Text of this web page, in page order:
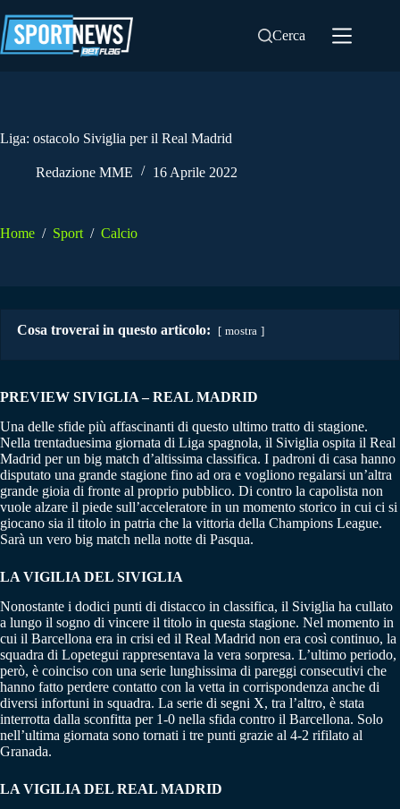
al
contenuto
Cerca
Liga: ostacolo Siviglia per il Real Madrid
Redazione MME 16 Aprile 2022
Home / Sport / Calcio
Cosa troverai in questo articolo: mostra
PREVIEW SIVIGLIA – REAL MADRID
Una delle sfide più affascinanti di questo ultimo tratto di stagione.
Nella trentaduesima giornata di Liga spagnola, il Siviglia ospita il Real
Madrid per un big match d’altissima classifica. I padroni di casa hanno
disputato una grande stagione fino ad ora e vogliono regalarsi un’altra
grande gioia di fronte al proprio pubblico. Di contro la capolista non
vuole alzare il piede sull’acceleratore in un momento storico in cui ci si
giocano sia il titolo in patria che la vittoria della Champions League.
Sarà un vero big match nella notte di Pasqua.
LA VIGILIA DEL SIVIGLIA
Nonostante i dodici punti di distacco in classifica, il Siviglia ha cullato
a lungo il sogno di vincere il titolo in questa stagione. Nel momento in
cui il Barcellona era in crisi ed il Real Madrid non era così continuo, la
squadra di Lopetegui rappresentava la vera sorpresa. L’ultimo periodo,
però, è coinciso con una serie lunghissima di pareggi consecutivi che
hanno fatto perdere contatto con la vetta in corrispondenza anche di
diversi infortuni in squadra. La serie di segni X, tra l’altro, è stata
interrotta dalla sconfitta per 1-0 nella sfida contro il Barcellona. Solo
nell’ultima giornata sono tornati i tre punti grazie al 4-2 rifilato al
Granada.
LA VIGILIA DEL REAL MADRID